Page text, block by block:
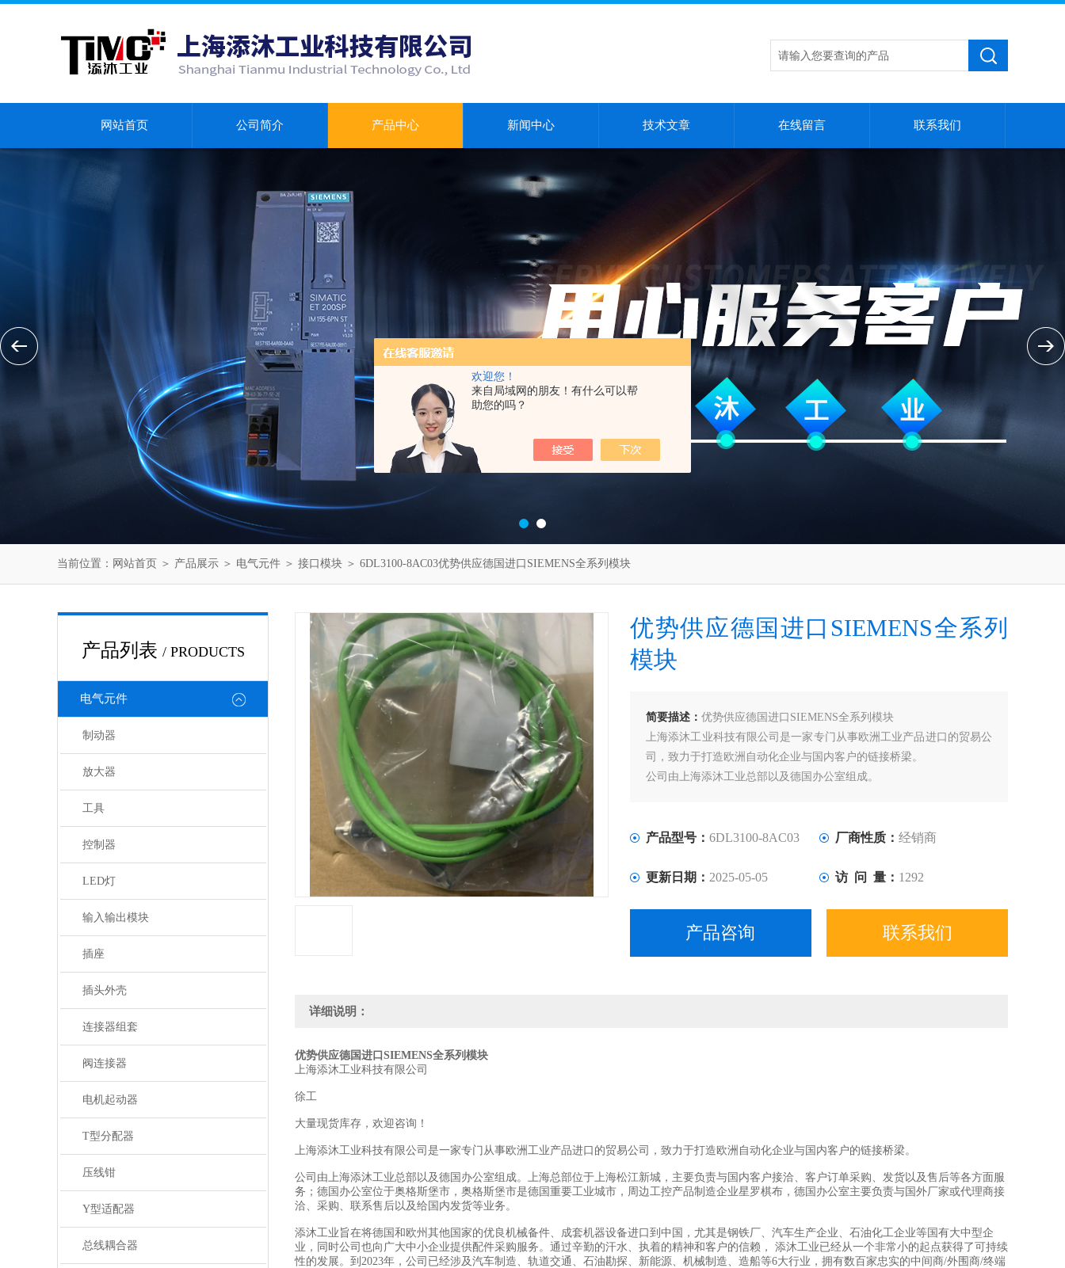
欢迎您！
来自局域网的朋友！有什么可以帮
助您的吗？
网站首页 公司简介 产品中心 新闻中心 技术文章 在线留言 联系我们
当前位置： 网站首页 ＞ 产品展示 ＞ 电气元件 ＞ 接口模块 ＞ 6DL3100-8AC03优势供应德国进口SIEMENS全系列模块
产品列表 / PRODUCTS
电气元件
制动器
放大器
工具
控制器
LED灯
输入输出模块
插座
插头外壳
连接器组套
阀连接器
电机起动器
T型分配器
压线钳
Y型适配器
总线耦合器
优势供应德国进口SIEMENS全系列
模块
简要描述： 优势供应德国进口SIEMENS全系列模块
上海添沐工业科技有限公司是一家专门从事欧洲工业产品进口的贸易公
司，致力于打造欧洲自动化企业与国内客户的链接桥梁。
公司由上海添沐工业总部以及德国办公室组成。
产品型号： 6DL3100-8AC03 厂商性质： 经销商
更新日期： 2025-05-05 访 问 量： 1292
产品咨询 联系我们
详细说明：
优势供应德国进口SIEMENS全系列模块
上海添沐工业科技有限公司
徐工
大量现货库存，欢迎咨询！
上海添沐工业科技有限公司是一家专门从事欧洲工业产品进口的贸易公司，致力于打造欧洲自动化企业与国内客户的链接桥梁。
公司由上海添沐工业总部以及德国办公室组成。上海总部位于上海松江新城，主要负责与国内客户接洽、客户订单采购、发货以及售后等各方面服
务；德国办公室位于奥格斯堡市，奥格斯堡市是德国重要工业城市，周边工控产品制造企业星罗棋布，德国办公室主要负责与国外厂家或代理商接
洽、采购、联系售后以及给国内发货等业务。
添沐工业旨在将德国和欧州其他国家的优良机械备件、成套机器设备进口到中国，尤其是钢铁厂、汽车生产企业、石油化工企业等国有大中型企
业，同时公司也向广大中小企业提供配件采购服务。通过辛勤的汗水、执着的精神和客户的信赖， 添沐工业已经从一个非常小的起点获得了可持续
性的发展。到2023年，公司已经涉及汽车制造、轨道交通、石油勘探、新能源、机械制造、造船等6大行业，拥有数百家忠实的中间商/外围商/终端